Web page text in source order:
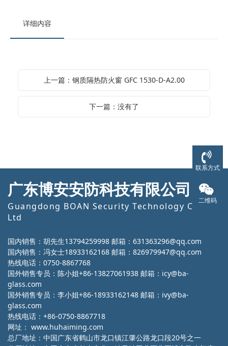
详细内容
上一篇：钢质隔热防火窗 GFC 1530-D-A2.00
下一篇：没有了
广东博安安防科技有限公司
Guangdong BOAN Security Technology Co.,
Ltd
国内销售：胡先生13794259998 邮箱：631363296@qq.com
国内销售：冯女士18933162168 邮箱：826979947@qq.com
热线电话：0750-8867768
国外销售专员：陈小姐+86-13827061938 邮箱：icy@ba-
glass.com
国外销售专员：李小姐+86-18933162148 邮箱：ivy@ba-
glass.com
热线电话：+86-0750-8867718
网址： www.huhaiming.com
总厂地址：中国广东省鹤山市龙口镇江肇公路龙口段20号之一
联系方式
二维码